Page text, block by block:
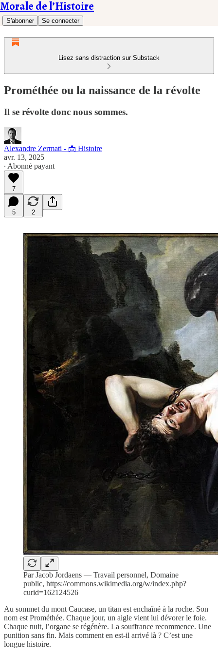
Morale de l’Histoire
S'abonner Se connecter
Lisez sans distraction sur Substack
Prométhée ou la naissance de la révolte
Il se révolte donc nous sommes.
Alexandre Zermati - 📩 Histoire
avr. 13, 2025
∙ Abonné payant
7
5 2
Par Jacob Jordaens — Travail personnel, Domaine
public, https://commons.wikimedia.org/w/index.php?
curid=162124526
Au sommet du mont Caucase, un titan est enchaîné à la roche. Son
nom est Prométhée. Chaque jour, un aigle vient lui dévorer le foie.
Chaque nuit, l’organe se régénère. La souffrance recommence. Une
punition sans fin. Mais comment en est-il arrivé là ? C’est une
longue histoire.